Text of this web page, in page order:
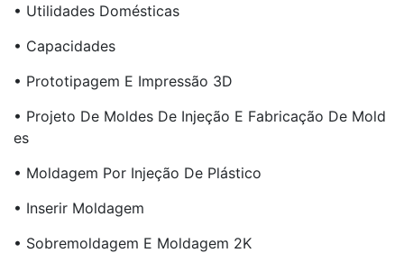
• Utilidades Domésticas
• Capacidades
• Prototipagem E Impressão 3D
• Projeto De Moldes De Injeção E Fabricação De Mold
Es
• Moldagem Por Injeção De Plástico
• Inserir Moldagem
• Sobremoldagem E Moldagem 2K